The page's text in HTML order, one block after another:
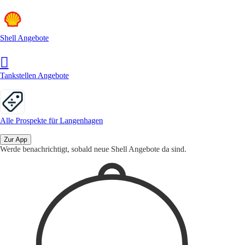
Shell Angebote
Tankstellen Angebote
Alle Prospekte für Langenhagen
Zur App
Werde benachrichtigt, sobald neue Shell Angebote da sind.